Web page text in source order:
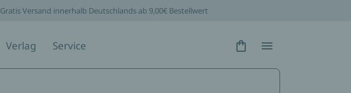
Versand innerhalb Deutschlands ab 9,00€ Bestellwert
Verlag Service Hidden Text
Hidden Text